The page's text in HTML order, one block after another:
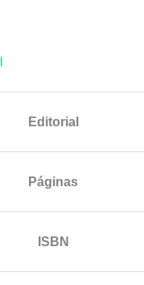
Editorial
Páginas
ISBN